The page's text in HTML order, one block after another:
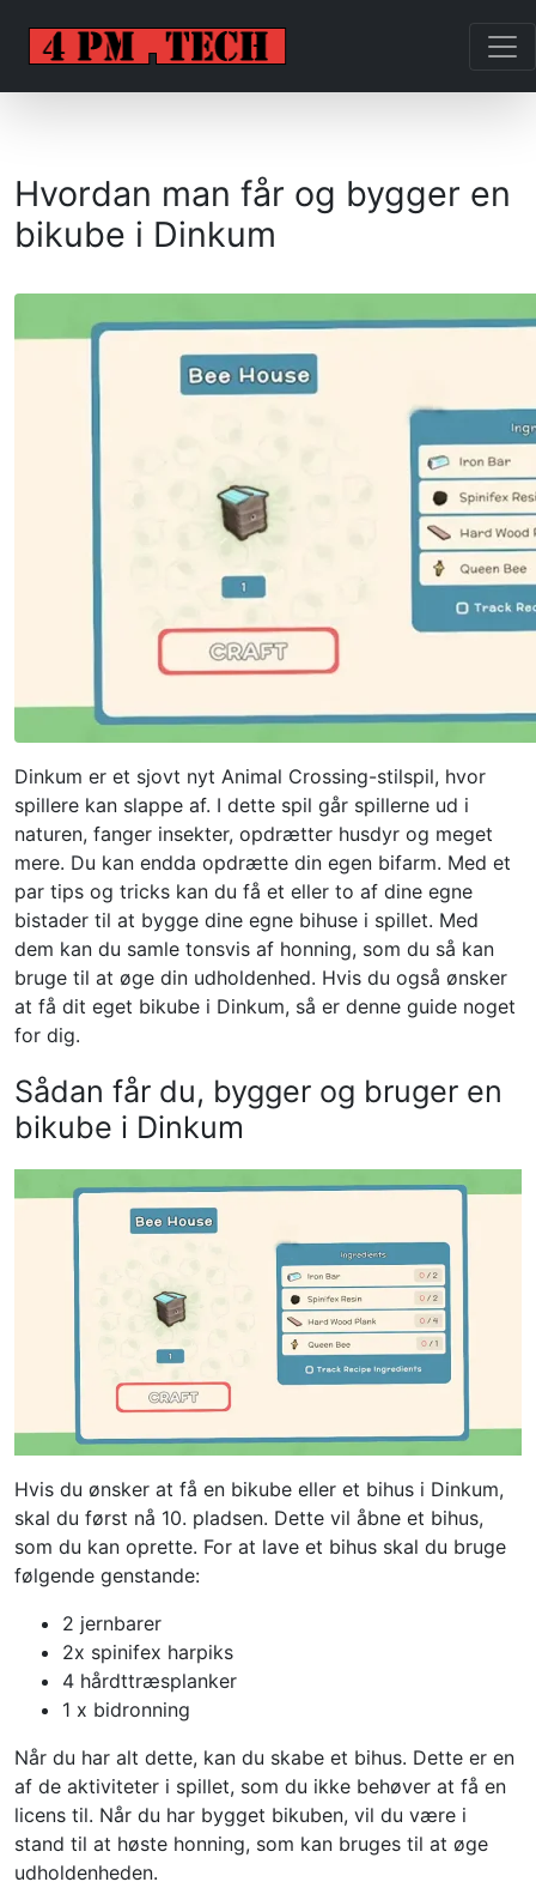
Hvordan man får og bygger en
bikube i Dinkum
Dinkum er et sjovt nyt Animal Crossing-stilspil, hvor
spillere kan slappe af. I dette spil går spillerne ud i
naturen, fanger insekter, opdrætter husdyr og meget
mere. Du kan endda opdrætte din egen bifarm. Med et
par tips og tricks kan du få et eller to af dine egne
bistader til at bygge dine egne bihuse i spillet. Med
dem kan du samle tonsvis af honning, som du så kan
bruge til at øge din udholdenhed. Hvis du også ønsker
at få dit eget bikube i Dinkum, så er denne guide noget
for dig.
Sådan får du, bygger og bruger en
bikube i Dinkum
Hvis du ønsker at få en bikube eller et bihus i Dinkum,
skal du først nå 10. pladsen. Dette vil åbne et bihus,
som du kan oprette. For at lave et bihus skal du bruge
følgende genstande:
2 jernbarer
2x spinifex harpiks
4 hårdttræsplanker
1 x bidronning
Når du har alt dette, kan du skabe et bihus. Dette er en
af ​​de aktiviteter i spillet, som du ikke behøver at få en
licens til. Når du har bygget bikuben, vil du være i
stand til at høste honning, som kan bruges til at øge
udholdenheden.